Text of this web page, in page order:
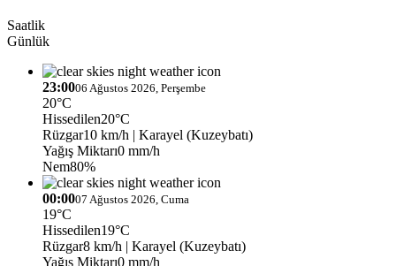
Saatlik
Günlük
23:0006 Ağustos 2026, Perşembe
20°C
Hissedilen20°C
Rüzgar10 km/h | Karayel (Kuzeybatı)
Yağış Miktarı0 mm/h
Nem80%
00:0007 Ağustos 2026, Cuma
19°C
Hissedilen19°C
Rüzgar8 km/h | Karayel (Kuzeybatı)
Yağış Miktarı0 mm/h